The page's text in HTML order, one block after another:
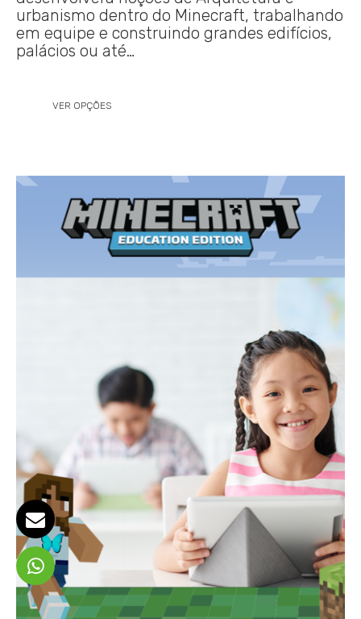
urbanismo dentro do Minecraft, trabalhando
em equipe e construindo grandes edifícios,
palácios ou até…
VER OPÇÕES